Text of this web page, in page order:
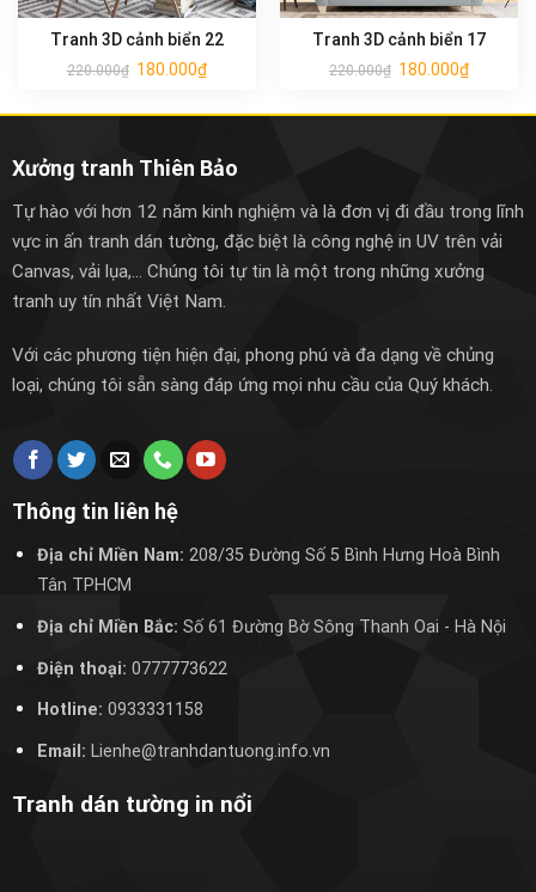
Tranh 3D cảnh biển 22
220.000₫ 180.000₫
Tranh 3D cảnh biển 17
220.000₫ 180.000₫
Xưởng tranh Thiên Bảo
Tự hào với hơn 12 năm kinh nghiệm và là đơn vị đi đầu trong lĩnh
vực in ấn tranh dán tường, đặc biệt là công nghệ in UV trên vải
Canvas, vải lụa,... Chúng tôi tự tin là một trong những xưởng
tranh uy tín nhất Việt Nam.
Với các phương tiện hiện đại, phong phú và đa dạng về chủng
loại, chúng tôi sẵn sàng đáp ứng mọi nhu cầu của Quý khách.
Thông tin liên hệ
Địa chỉ Miền Nam: 208/35 Đường Số 5 Bình Hưng Hoà Bình
Tân TPHCM
Địa chỉ Miền Bắc: Số 61 Đường Bờ Sông Thanh Oai - Hà Nội
Điện thoại: 0777773622
Hotline: 0933331158
Email: Lienhe@tranhdantuong.info.vn
Tranh dán tường in nổi